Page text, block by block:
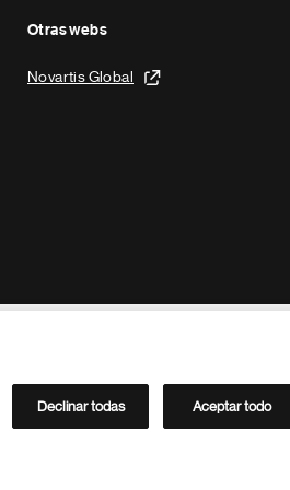
Otras webs
Novartis Global
Directorio de Novartis
Declinar todas Aceptar todo